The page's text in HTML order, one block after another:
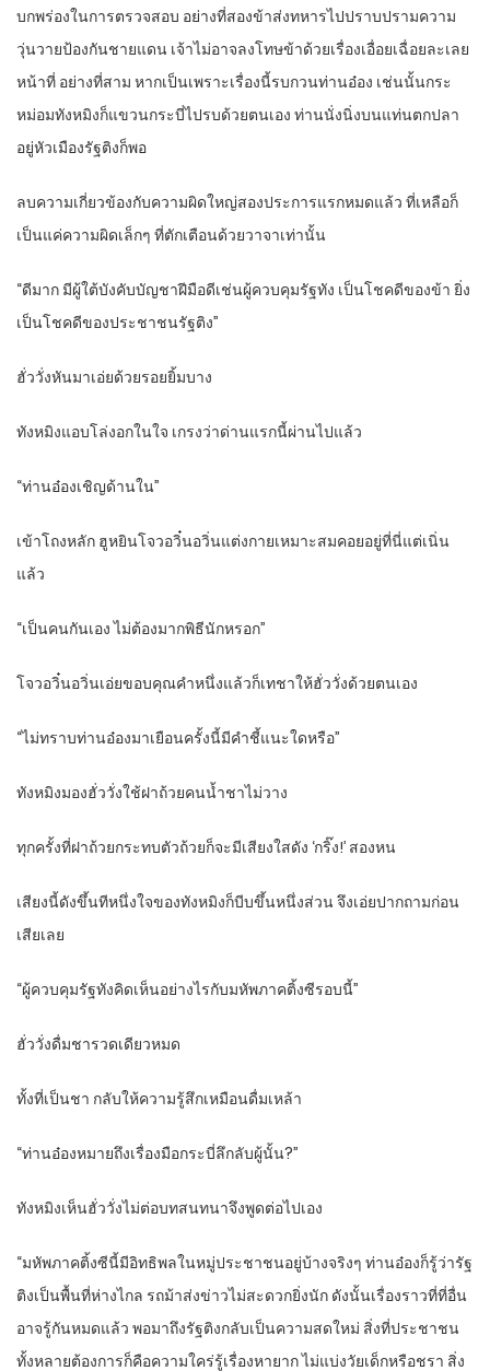
บกพร่องในการตรวจสอบ อย่างที่สองข้าส่งทหารไปปราบปรามความ
วุ่นวายป้องกันชายแดน เจ้าไม่อาจลงโทษข้าด้วยเรื่องเอื่อยเฉื่อยละเลย
หน้าที่ อย่างที่สาม หากเป็นเพราะเรื่องนี้รบกวนท่านอ๋อง เช่นนั้นกระ
หม่อมทังหมิงก็แขวนกระบี่ไปรบด้วยตนเอง ท่านนั่งนิ่งบนแท่นตกปลา
อยู่หัวเมืองรัฐติงก็พอ
ลบความเกี่ยวข้องกับความผิดใหญ่สองประการแรกหมดแล้ว ที่เหลือก็
เป็นแค่ความผิดเล็กๆ ที่ตักเตือนด้วยวาจาเท่านั้น
“ดีมาก มีผู้ใต้บังคับบัญชาฝีมือดีเช่นผู้ควบคุมรัฐทัง เป็นโชคดีของข้า ยิ่ง
เป็นโชคดีของประชาชนรัฐติง”
ฮั่ววั่งหันมาเอ่ยด้วยรอยยิ้มบาง
ทังหมิงแอบโล่งอกในใจ เกรงว่าด่านแรกนี้ผ่านไปแล้ว
“ท่านอ๋องเชิญด้านใน”
เข้าโถงหลัก ฮูหยินโจวอวิ๋นอวิ่นแต่งกายเหมาะสมคอยอยู่ที่นี่แต่เนิ่น
แล้ว
“เป็นคนกันเอง ไม่ต้องมากพิธีนักหรอก”
โจวอวิ๋นอวิ่นเอ่ยขอบคุณคำหนึ่งแล้วก็เทชาให้ฮั่ววั่งด้วยตนเอง
“ไม่ทราบท่านอ๋องมาเยือนครั้งนี้มีคำชี้แนะใดหรือ”
ทังหมิงมองฮั่ววั่งใช้ฝาถ้วยคนน้ำชาไม่วาง
ทุกครั้งที่ฝาถ้วยกระทบตัวถ้วยก็จะมีเสียงใสดัง ‘กริ๊ง!’ สองหน
เสียงนี้ดังขึ้นทีหนึ่งใจของทังหมิงก็บีบขึ้นหนึ่งส่วน จึงเอ่ยปากถามก่อน
เสียเลย
“ผู้ควบคุมรัฐทังคิดเห็นอย่างไรกับมหัพภาคติ้งซีรอบนี้”
ฮั่ววั่งดื่มชารวดเดียวหมด
ทั้งที่เป็นชา กลับให้ความรู้สึกเหมือนดื่มเหล้า
“ท่านอ๋องหมายถึงเรื่องมือกระบี่ลึกลับผู้นั้น?”
ทังหมิงเห็นฮั่ววั่งไม่ต่อบทสนทนาจึงพูดต่อไปเอง
“มหัพภาคติ้งซีนี้มีอิทธิพลในหมู่ประชาชนอยู่บ้างจริงๆ ท่านอ๋องก็รู้ว่ารัฐ
ติงเป็นพื้นที่ห่างไกล รถม้าส่งข่าวไม่สะดวกยิ่งนัก ดังนั้นเรื่องราวที่ที่อื่น
อาจรู้กันหมดแล้ว พอมาถึงรัฐติงกลับเป็นความสดใหม่ สิ่งที่ประชาชน
ทั้งหลายต้องการก็คือความใคร่รู้เรื่องหายาก ไม่แบ่งวัยเด็กหรือชรา สิ่ง